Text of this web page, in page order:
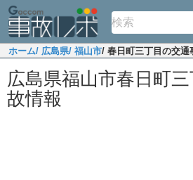
ホーム/ 広島県/ 福山市/ 春日町三丁目の交通
広島県福山市春日町
故情報